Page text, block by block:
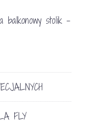
balkonowy stolik -
FLY